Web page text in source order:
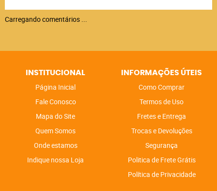
Carregando comentários ...
INSTITUCIONAL
Página Inicial
Fale Conosco
Mapa do Site
Quem Somos
Onde estamos
Indique nossa Loja
INFORMAÇÕES ÚTEIS
Como Comprar
Termos de Uso
Fretes e Entrega
Trocas e Devoluções
Segurança
Politica de Frete Grátis
Política de Privacidade